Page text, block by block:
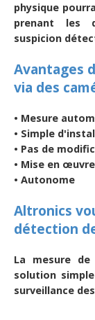
physique
prenant les
suspicion
Avantages
via des
• Mesure
• Simple
• Pas de
• Mise en
• Autonome
Altronics
détection
La mesure
solution
surveillance